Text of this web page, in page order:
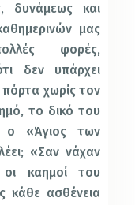
δυνάμεως και
μας
φορές,
δεν υπάρχει
πόρτα χωρίς τον
το δικό του
ο «Άγιος των
«Σαν νάχαν
καημοί του
κάθε ασθένεια